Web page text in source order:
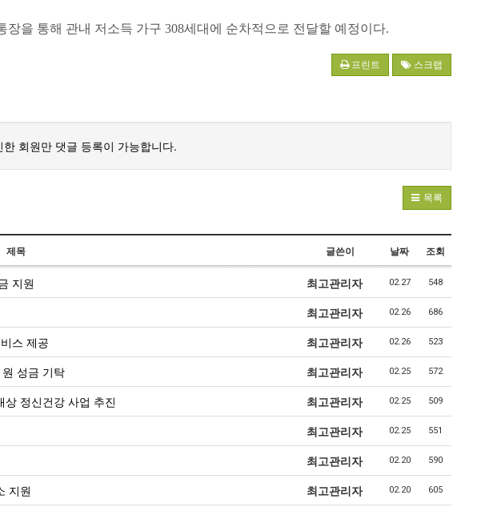
을 통해 관내 저소득 가구 308세대에 순차적으로 전달할 예정이다.
프린트 스크랩
한 회원만 댓글 등록이 가능합니다.
목록
제목 글쓴이 날짜 조회
지원 최고관리자 02.27 548
최고관리자 02.26 686
스 제공 최고관리자 02.26 523
성금 기탁 최고관리자 02.25 572
정신건강 사업 추진 최고관리자 02.25 509
최고관리자 02.25 551
최고관리자 02.20 590
지원 최고관리자 02.20 605